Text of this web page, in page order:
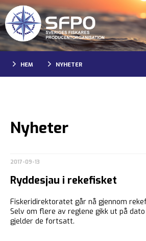
HEM NYHETER
Nyheter
2017-09-13
Ryddesjau i rekefisket
Fiskeridirektoratet går nå gjennom
Selv om flere av reglene gikk ut på
gjelder de fortsatt.